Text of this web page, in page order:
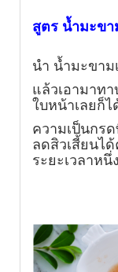
สูตร น้ำมะขา
นำ น้ำมะขาม
แล้วเอามาท
ใบหน้าเลยก็
ความเป็นกร
ลดสิวเสี้ยนได้
ระยะเวลาหนึ่